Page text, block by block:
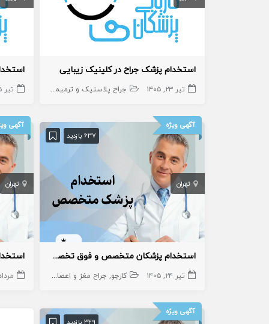
استخدام پزشک جراح در کلینیک زیبایی
تیر ۲۳, ۱۴۰۵ جراح پلاستیک و ترمیمی پوست و تیر ۱۵, ۱۴۰۵
آگهی ویژه
637 بازدید
تهران
استخدام پزشکان متخصص و فوق تخصص
تیر ۲۴, ۱۴۰۵ کارجو جراح مغز و اعصاب پزشک
آگهی
تهران
مرداد ۱۵,
آگهی ویژه